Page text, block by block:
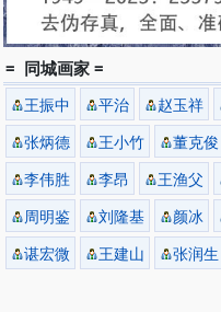
= 同城画家 =
王振中 平治 赵玉祥
张炳德
王小竹 董克俊
李伟胜
李昂 王渔父
周明鉴
刘隆基 颜冰
谌宏微
王建山 张润生